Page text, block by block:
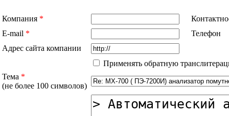
Компания *
E-mail *
Телефон
Адрес сайта компании
Применять обратную
Тема *
(не более 100 символов)